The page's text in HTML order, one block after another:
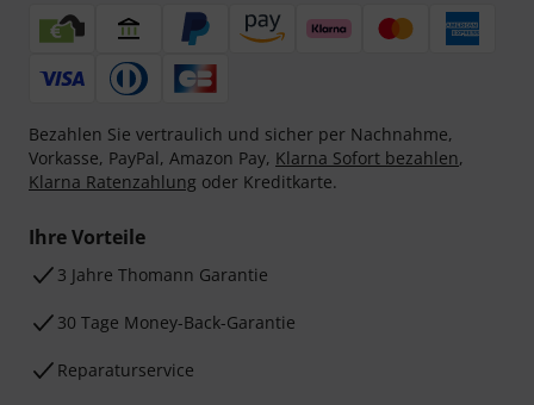
Bezahlen Sie vertraulich und sicher per Nachnahme,
Vorkasse, PayPal, Amazon Pay, Klarna Sofort bezahlen,
Klarna Ratenzahlung oder Kreditkarte.
Ihre Vorteile
3 Jahre Thomann Garantie
30 Tage Money-Back-Garantie
Reparaturservice